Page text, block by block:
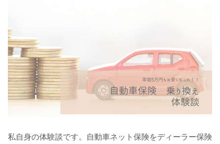
私自身の体験談です。自動車ネット保険をディーラー保険